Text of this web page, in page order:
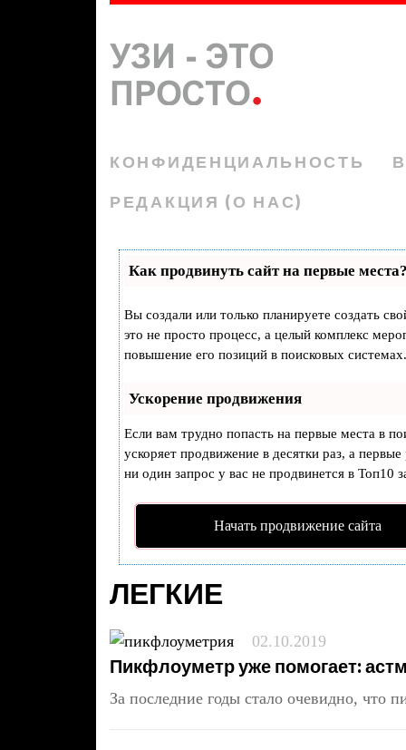
КОНФИДЕНЦИАЛЬНОСТЬ
РЕДАКЦИЯ (О НАС)
Как продвинуть сайт на первые
Вы создали или только планируете создать
это не просто процесс, а целый комплекс
повышение его позиций в поисковых системах.
Ускорение продвижения
Если вам трудно попасть на первые места в
ускоряет продвижение в десятки раз, а
ни один запрос у вас не продвинется в Топ10
Начать продвижение сайта
ЛЕГКИЕ
02.10.2019
Пикфлоуметр уже помогает:
За последние годы стало очевидно, что